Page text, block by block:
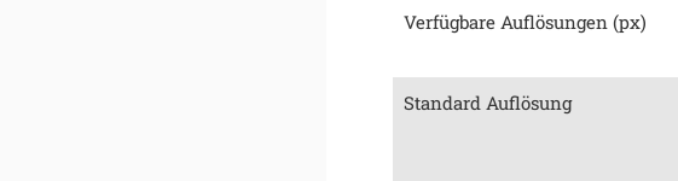
Verfügbare Auflösungen (px)
Standard Auflösung